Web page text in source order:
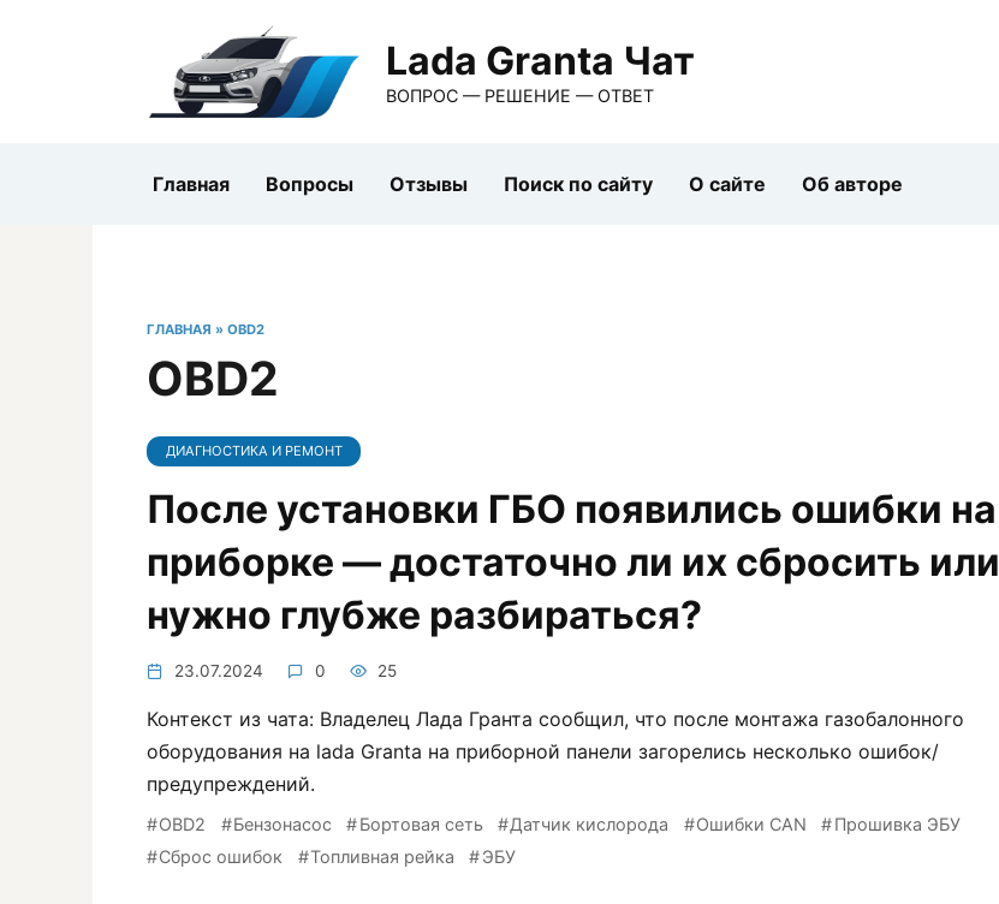
Lada Granta Чат
ВОПРОС — РЕШЕНИЕ — ОТВЕТ
Главная Вопросы Отзывы Поиск по сайту О сайте Об авторе
ГЛАВНАЯ » OBD2
OBD2
ДИАГНОСТИКА И РЕМОНТ
После установки ГБО появились ошибки на
приборке — достаточно ли их сбросить или
нужно глубже разбираться?
23.07.2024 0 25
Контекст из чата: Владелец Лада Гранта сообщил, что после монтажа газобалонного
оборудования на lada Granta на приборной панели загорелись несколько ошибок/
предупреждений.
OBD2 Бензонасос Бортовая сеть Датчик кислорода Ошибки CAN
Прошивка ЭБУ
Сброс ошибок
Топливная рейка ЭБУ